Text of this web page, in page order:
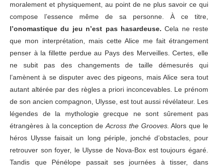
moralement et physiquement, au point de ne plus savoir ce qui
compose l’essence même de sa personne. À ce titre,
l’onomastique du jeu n’est pas hasardeuse. Cela ne reste
que mon interprétation, mais cette Alice me fait étrangement
penser à la fillette perdue au Pays des Merveilles. Certes, elle
ne subit pas des changements de taille démesurés qui
l’amènent à se disputer avec des pigeons, mais Alice sera tout
autant altérée par des règles a priori inconcevables. Le prénom
de son ancien compagnon, Ulysse, est tout aussi révélateur. Les
légendes de la mythologie grecque ne sont sûrement pas
étrangères à la conception deAcross the Grooves. Alors que le
héros Ulysse faisait un long périple, jonché d’obstacles, pour
retrouver son foyer, le Ulysse de Nova-Box est toujours égaré.
Tandis que Pénélope passait ses journées à tisser, dans